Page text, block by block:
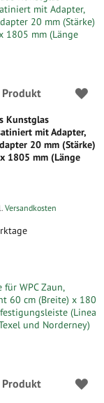
Produkt
Kunstglas
mit Adapter,
20 mm (Stärke)
1805 mm (Länge
Versandkosten
Produkt